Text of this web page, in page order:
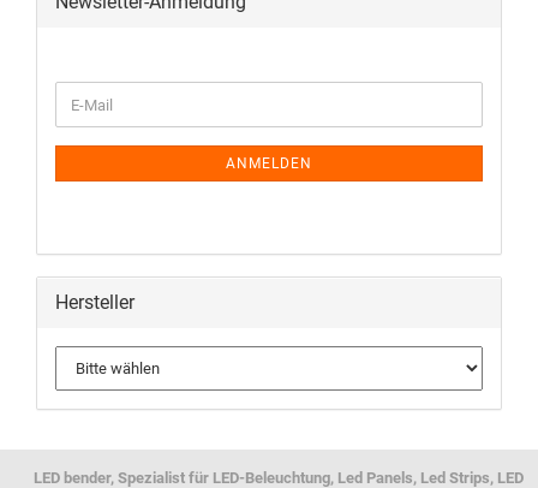
ANMELDEN
Hersteller
LED bender, Spezialist für LED-Beleuchtung, Led Panels, Led Strips, LED